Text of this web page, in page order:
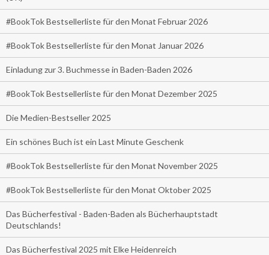
#BookTok Bestsellerliste für den Monat Februar 2026
#BookTok Bestsellerliste für den Monat Januar 2026
Einladung zur 3. Buchmesse in Baden-Baden 2026
#BookTok Bestsellerliste für den Monat Dezember 2025
Die Medien-Bestseller 2025
Ein schönes Buch ist ein Last Minute Geschenk
#BookTok Bestsellerliste für den Monat November 2025
#BookTok Bestsellerliste für den Monat Oktober 2025
Das Bücherfestival - Baden-Baden als Bücherhauptstadt
Deutschlands!
Das Bücherfestival 2025 mit Elke Heidenreich